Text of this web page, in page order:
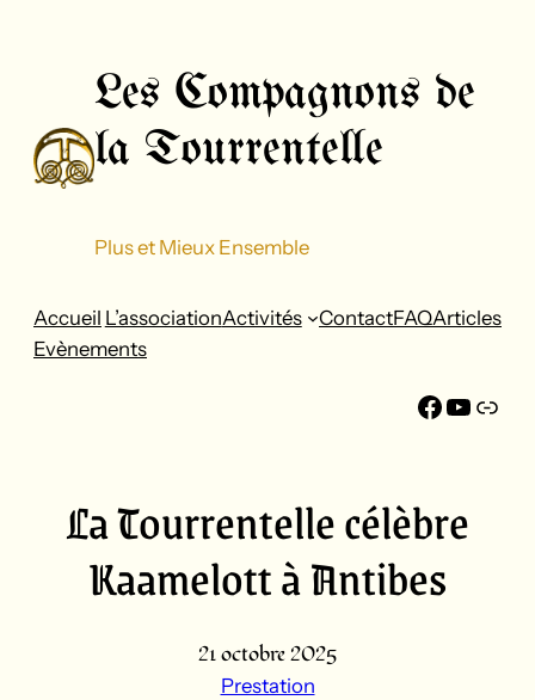
Les Compagnons de
la Tourrentelle
Plus et Mieux Ensemble
Accueil L’associationActivités ContactFAQArticles
Evènements
La Tourrentelle célèbre
Kaamelott à Antibes
21 octobre 2025
Prestation